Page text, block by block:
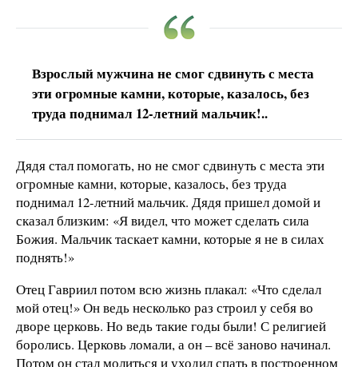
Взрослый мужчина не смог сдвинуть с места
эти огромные камни, которые, казалось, без
труда поднимал 12-летний мальчик!..
Дядя стал помогать, но не смог сдвинуть с места эти
огромные камни, которые, казалось, без труда
поднимал 12-летний мальчик. Дядя пришел домой и
сказал близким: «Я видел, что может сделать сила
Божия. Мальчик таскает камни, которые я не в силах
поднять!»
Отец Гавриил потом всю жизнь плакал: «Что сделал
мой отец!» Он ведь несколько раз строил у себя во
дворе церковь. Но ведь такие годы были! С религией
боролись. Церковь ломали, а он – всё заново начинал.
Потом он стал молиться и уходил спать в построенном